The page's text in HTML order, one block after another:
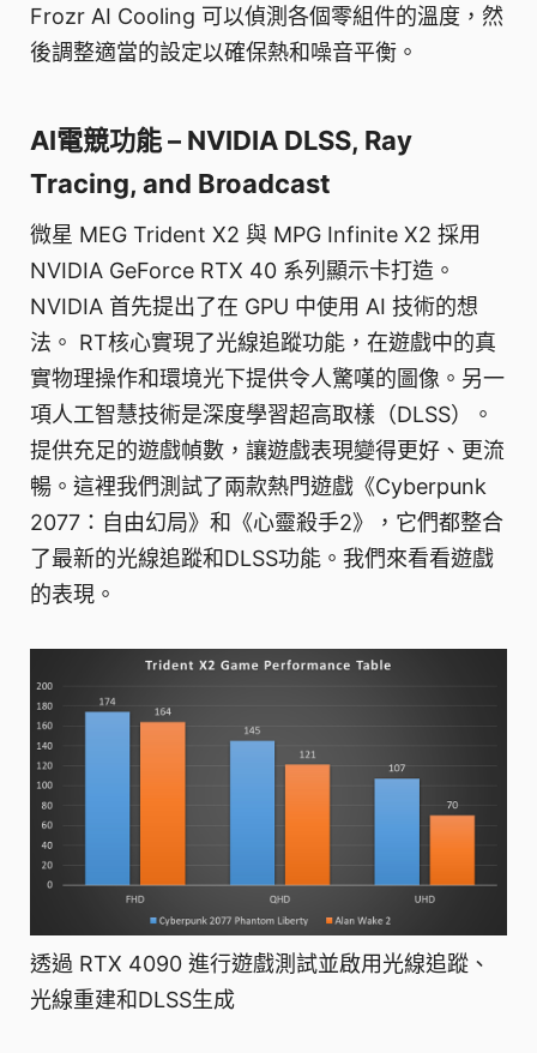
Frozr AI Cooling 可以偵測各個零組件的溫度，然
後調整適當的設定以確保熱和噪音平衡。
AI電競功能 – NVIDIA DLSS, Ray
Tracing, and Broadcast
微星 MEG Trident X2 與 MPG Infinite X2 採用
NVIDIA GeForce RTX 40 系列顯示卡打造。
NVIDIA 首先提出了在 GPU 中使用 AI 技術的想
法。 RT核心實現了光線追蹤功能，在遊戲中的真
實物理操作和環境光下提供令人驚嘆的圖像。另一
項人工智慧技術是深度學習超高取樣（DLSS）。
提供充足的遊戲幀數，讓遊戲表現變得更好、更流
暢。這裡我們測試了兩款熱門遊戲《Cyberpunk
2077：自由幻局》和《心靈殺手2》，它們都整合
了最新的光線追蹤和DLSS功能。我們來看看遊戲
的表現。
透過 RTX 4090 進行遊戲測試並啟用光線追蹤、
光線重建和DLSS生成